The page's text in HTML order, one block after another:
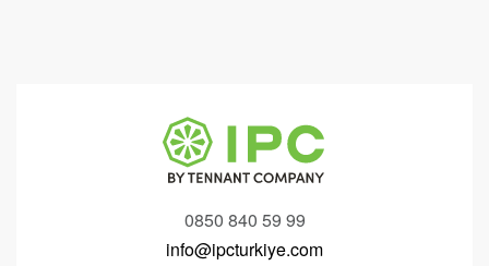
0850 840 59 99
info@ipcturkiye.com